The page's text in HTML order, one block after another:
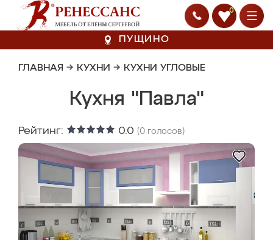
0
ПУЩИНО
ГЛАВНАЯ → КУХНИ → КУХНИ УГЛОВЫЕ
Кухня "Павла"
Рейтинг: 0.0 (0 голосов)